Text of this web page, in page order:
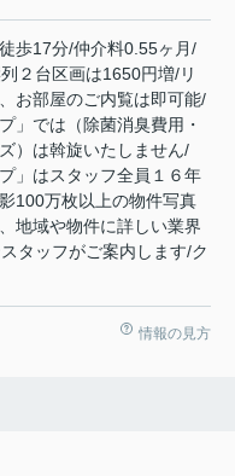
歩17分/仲介料0.55ヶ月/
２台区画は1650円増/リ
お部屋のご内覧は即可能/
」では（除菌消臭費用・
）は斡旋いたしません/
」はスタッフ全員１６年
100万枚以上の物件写真
地域や物件に詳しい業界
タッフがご案内します/ク
情報の見方